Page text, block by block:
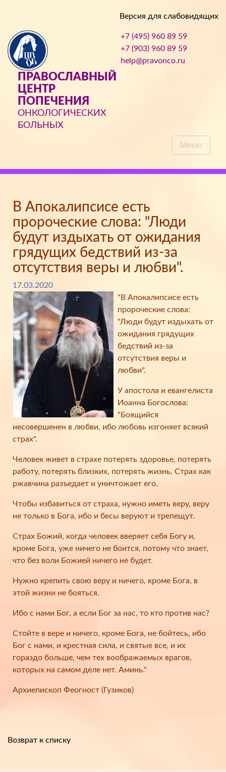
Версия для слабовидящих
ПРАВОСЛАВНЫЙ
ЦЕНТР
ПОПЕЧЕНИЯ
ОНКОЛОГИЧЕСКИХ
БОЛЬНЫХ
+7 (495) 960 89 59
+7 (903) 960 89 59
help@pravonco.ru
Меню
В Апокалипсисе есть
пророческие слова: "Люди
будут издыхать от ожидания
грядущих бедствий из-за
отсутствия веры и любви".
17.03.2020
"В Апокалипсисе есть
пророческие слова:
"Люди будут издыхать от
ожидания грядущих
бедствий из-за
отсутствия веры и
любви".
У апостола и евангелиста
Иоанна Богослова:
"Боящийся
несовершенен в любви, ибо любовь изгоняет всякий
страх".
Человек живет в страхе потерять здоровье, потерять
работу, потерять близких, потерять жизнь. Страх как
ржавчина разъедает и уничтожает его.
Чтобы избавиться от страха, нужно иметь веру, веру
не только в Бога, ибо и бесы веруют и трепещут.
Страх Божий, когда человек вверяет себя Богу и,
кроме Бога, уже ничего не боится, потому что знает,
что без воли Божией ничего не будет.
Нужно крепить свою веру и ничего, кроме Бога, в
этой жизни не бояться.
Ибо с нами Бог, а если Бог за нас, то кто против нас?
Стойте в вере и ничего, кроме Бога, не бойтесь, ибо
Бог с нами, и крестная сила, и святые все, и их
гораздо больше, чем тех воображаемых врагов,
которых на самом деле нет. Аминь."
Архиепископ Феогност (Гузиков)
Возврат к списку